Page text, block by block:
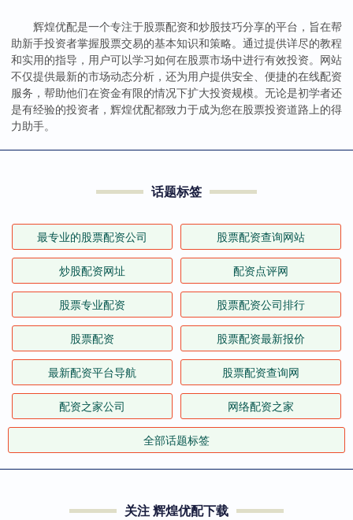
辉煌优配是一个专注于股票配资和炒股技巧分享的平台，旨在帮
助新手投资者掌握股票交易的基本知识和策略。通过提供详尽的教程
和实用的指导，用户可以学习如何在股票市场中进行有效投资。网站
不仅提供最新的市场动态分析，还为用户提供安全、便捷的在线配资
服务，帮助他们在资金有限的情况下扩大投资规模。无论是初学者还
是有经验的投资者，辉煌优配都致力于成为您在股票投资道路上的得
力助手。
话题标签
最专业的股票配资公司 股票配资查询网站
炒股配资网址 配资点评网
股票专业配资 股票配资公司排行
股票配资 股票配资最新报价
最新配资平台导航 股票配资查询网
配资之家公司 网络配资之家
全部话题标签
关注 辉煌优配下载